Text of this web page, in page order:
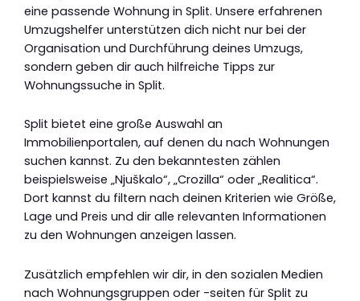
eine passende Wohnung in Split. Unsere erfahrenen
Umzugshelfer unterstützen dich nicht nur bei der
Organisation und Durchführung deines Umzugs,
sondern geben dir auch hilfreiche Tipps zur
Wohnungssuche in Split.
Split bietet eine große Auswahl an
Immobilienportalen, auf denen du nach Wohnungen
suchen kannst. Zu den bekanntesten zählen
beispielsweise „Njuškalo“, „Crozilla“ oder „Realitica“.
Dort kannst du filtern nach deinen Kriterien wie Größe,
Lage und Preis und dir alle relevanten Informationen
zu den Wohnungen anzeigen lassen.
Zusätzlich empfehlen wir dir, in den sozialen Medien
nach Wohnungsgruppen oder -seiten für Split zu